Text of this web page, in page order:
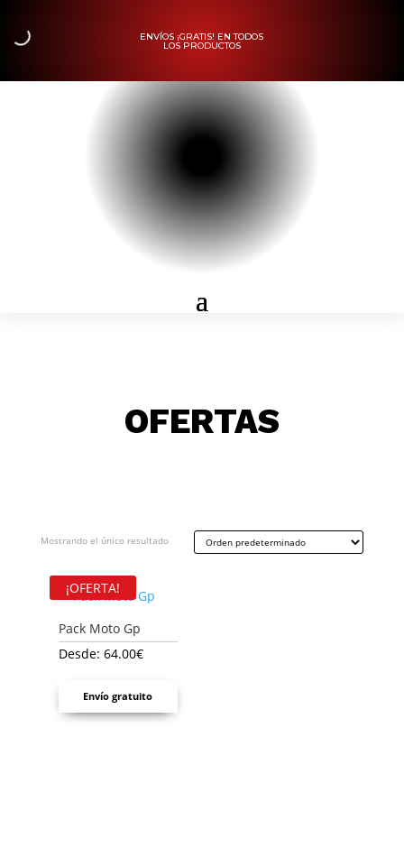
ENVÍOS ¡GRATIS! EN TODOS
LOS PRODUCTOS
OFERTAS
Mostrando el único resultado
¡OFERTA!
Pack Moto Gp
Desde: 64.00€
Envío gratuito